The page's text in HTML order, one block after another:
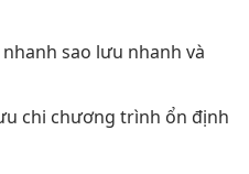
sao lưu nhanh và
chi chương trình ổn định